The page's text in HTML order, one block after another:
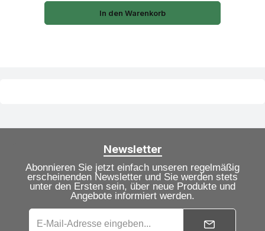
In den Warenkorb
Newsletter
Abonnieren Sie jetzt einfach unseren regelmäßig
erscheinenden Newsletter und Sie werden stets
unter den Ersten sein, über neue Produkte und
Angebote informiert werden.